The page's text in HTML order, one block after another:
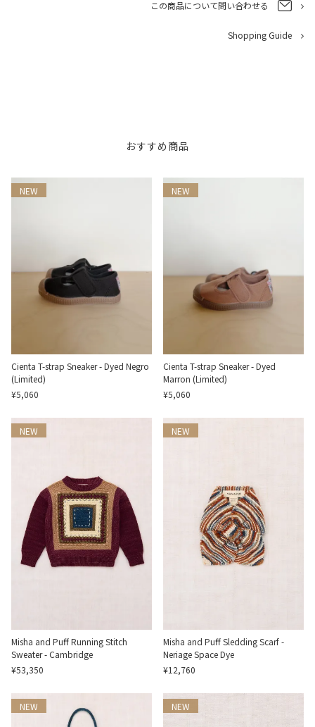
この商品について問い合わせる
Shopping Guide
おすすめ商品
NEW
Cienta T-strap Sneaker - Dyed Negro
(Limited)
¥5,060
NEW
Cienta T-strap Sneaker - Dyed
Marron (Limited)
¥5,060
NEW
Misha and Puff Running Stitch
Sweater - Cambridge
¥53,350
NEW
Misha and Puff Sledding Scarf -
Neriage Space Dye
¥12,760
NEW NEW